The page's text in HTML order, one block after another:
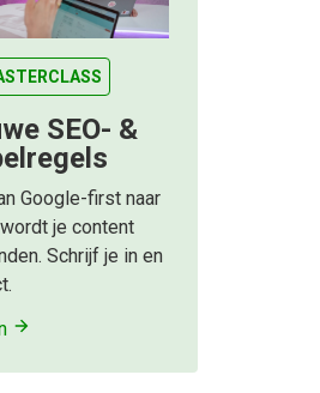
SEO- &
Google-first naar
je content
Schrijf je in en